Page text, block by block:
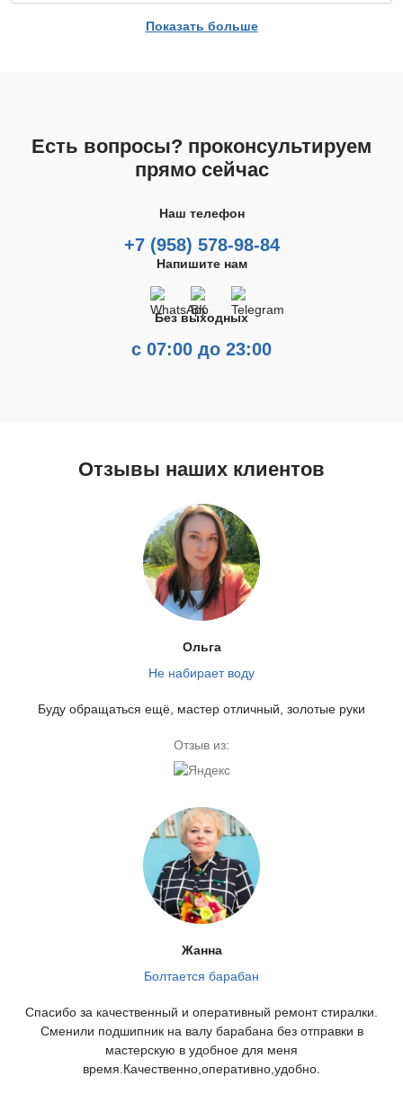
Показать больше
Есть вопросы? проконсультируем
прямо сейчас
Наш телефон
+7 (958) 578-98-84
Напишите нам
Без выходных
с 07:00 до 23:00
Отзывы наших клиентов
Ольга
Не набирает воду
Буду обращаться ещё, мастер отличный, золотые руки
Отзыв из:
Жанна
Болтается барабан
Спасибо за качественный и оперативный ремонт стиралки.
Сменили подшипник на валу барабана без отправки в
мастерскую в удобное для меня
время.Качественно,оперативно,удобно.